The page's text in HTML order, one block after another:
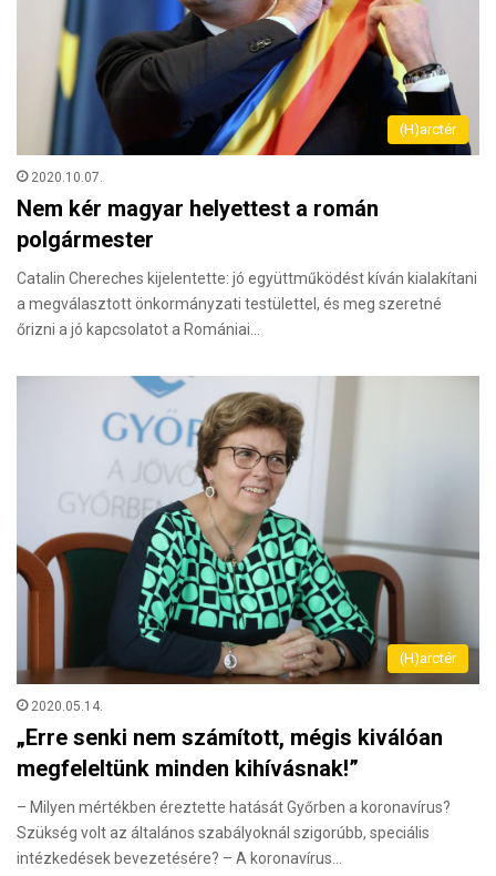
(H)arctér
2020.10.07.
Nem kér magyar helyettest a román
polgármester
Catalin Chereches kijelentette: jó együttműködést kíván kialakítani
a megválasztott önkormányzati testülettel, és meg szeretné
őrizni a jó kapcsolatot a Romániai…
(H)arctér
2020.05.14.
„Erre senki nem számított, mégis kiválóan
megfeleltünk minden kihívásnak!”
– Milyen mértékben éreztette hatását Győrben a koronavírus?
Szükség volt az általános szabályoknál szigorúbb, speciális
intézkedések bevezetésére? – A koronavírus…